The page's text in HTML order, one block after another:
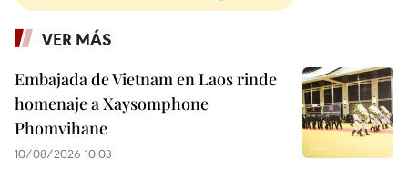
VER MÁS
Embajada de Vietnam en Laos rinde
homenaje a Xaysomphone
Phomvihane
10/08/2026 10:03